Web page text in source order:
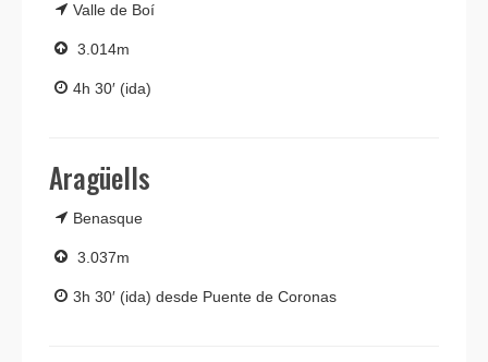
Valle de Boí
3.014m
4h 30′ (ida)
Aragüells
Benasque
3.037m
3h 30′ (ida) desde Puente de Coronas